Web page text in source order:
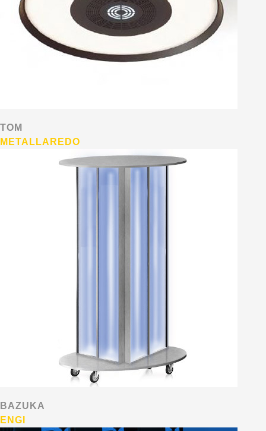
TOM
METALLAREDO
BAZUKA
ENGI